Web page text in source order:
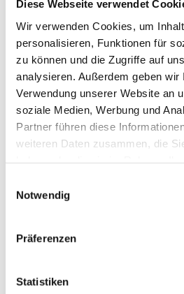
Diese Webseite verwendet
Wir verwenden Cookies, um
personalisieren, Funktionen für
zu können und die Zugriffe auf
analysieren. Außerdem geben
Verwendung unserer Website an
soziale Medien, Werbung und
Partner führen diese
weiteren Daten zusammen, die
Notwendig
Präferenzen
Statistiken
Familie.“
Genau wie sein Chef, sitzt auch
Am liebsten natürlich auf seinem
den er zweijährig gekauft hat.
Privat und beruflich haben Udo
Sebastian Schmidt einen super
Hufschmied statt Tierarzt
Eltern gar nichts mit Pferden